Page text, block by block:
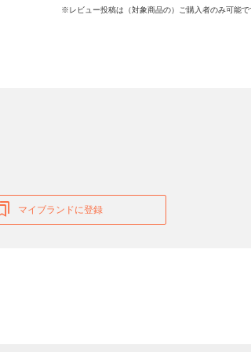
※レビュー投稿は（対象商品の）ご購入者のみ可能
マイブランドに登録